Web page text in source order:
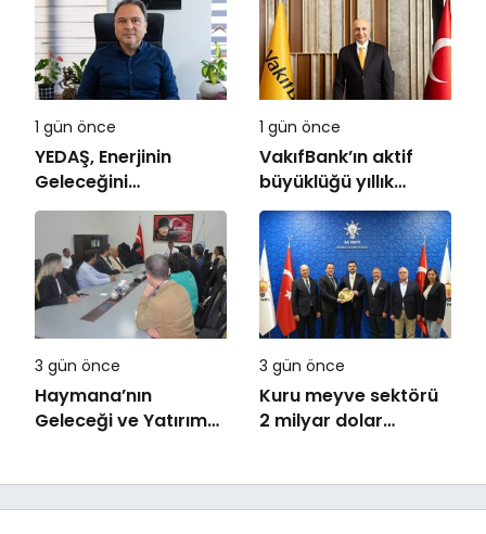
1 gün önce
YEDAŞ, Enerjinin
Geleceğini
Şekillendirecek Genç
Yetenekleri Arıyor
1 gün önce
VakıfBank’ın aktif
büyüklüğü yıllık
bazda yüzde 28
artışla 5,8 trilyon
TL’yi aştı
3 gün önce
Haymana’nın
Geleceği ve Yatırım
3 gün önce
Kuru meyve sektörü
2 milyar dolar